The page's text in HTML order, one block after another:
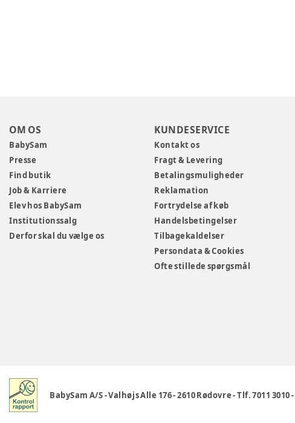
OM OS
BabySam
Presse
Find butik
Job & Karriere
Elev hos BabySam
Institutionssalg
Derfor skal du vælge os
KUNDESERVICE
Kontakt os
Fragt & Levering
Betalingsmuligheder
Reklamation
Fortrydelse af køb
Handelsbetingelser
Tilbagekaldelser
Persondata & Cookies
Ofte stillede spørgsmål
BabySam A/S-Valhøjs Alle 176-2610 Rødovre-Tlf. 7011 3010-